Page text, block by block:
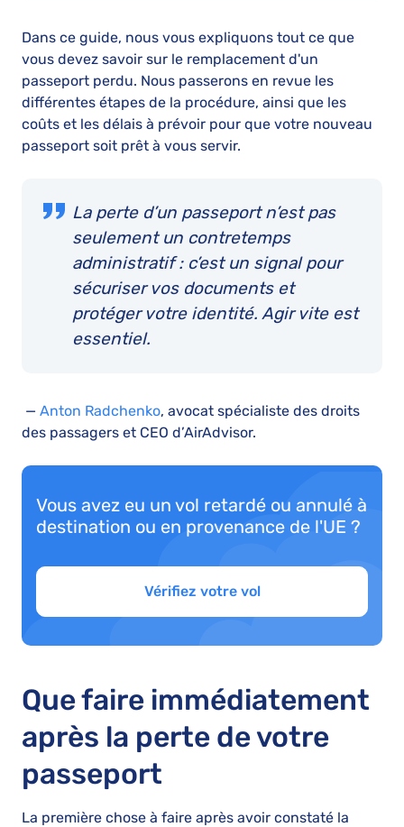
Dans ce guide, nous vous expliquons tout ce que
vous devez savoir sur le remplacement d'un
passeport perdu. Nous passerons en revue les
différentes étapes de la procédure, ainsi que les
coûts et les délais à prévoir pour que votre nouveau
passeport soit prêt à vous servir.
La perte d’un passeport n’est pas
seulement un contretemps
administratif : c’est un signal pour
sécuriser vos documents et
protéger votre identité. Agir vite est
essentiel.
— Anton Radchenko, avocat spécialiste des droits
des passagers et CEO d’AirAdvisor.
Vous avez eu un vol retardé ou annulé à
destination ou en provenance de l'UE ?
Vérifiez votre vol
Que faire immédiatement
après la perte de votre
passeport
La première chose à faire après avoir constaté la